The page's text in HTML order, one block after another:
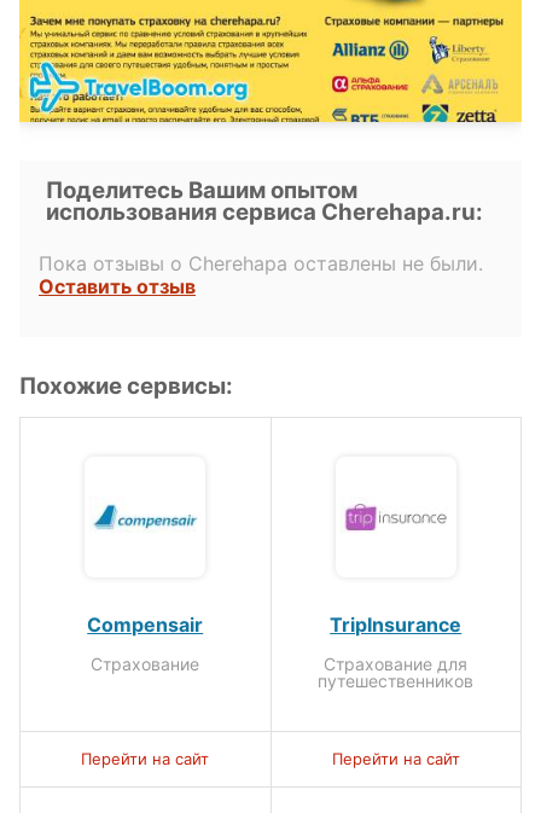
Поделитесь Вашим опытом
использования сервиса Cherehapa.ru:
Пока отзывы о Cherehapa оставлены не были.
Оставить отзыв
Похожие сервисы:
Compensair
Страхование
Перейти на сайт
TripInsurance
Страхование для
путешественников
Перейти на сайт